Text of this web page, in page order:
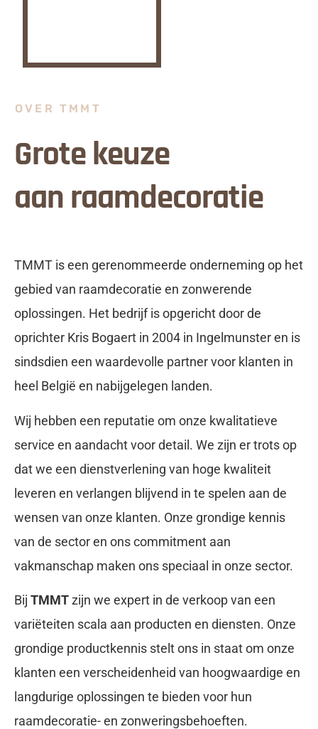
OVER TMMT
Grote keuze
aan raamdecoratie
TMMT is een gerenommeerde onderneming op het
gebied van raamdecoratie en zonwerende
oplossingen. Het bedrijf is opgericht door de
oprichter Kris Bogaert in 2004 in Ingelmunster en is
sindsdien een waardevolle partner voor klanten in
heel België en nabijgelegen landen.
Wij hebben een reputatie om onze kwalitatieve
service en aandacht voor detail. We zijn er trots op
dat we een dienstverlening van hoge kwaliteit
leveren en verlangen blijvend in te spelen aan de
wensen van onze klanten. Onze grondige kennis
van de sector en ons commitment aan
vakmanschap maken ons speciaal in onze sector.
Bij TMMTzijn we expert in de verkoop van een
variëteiten scala aan producten en diensten. Onze
grondige productkennis stelt ons in staat om onze
klanten een verscheidenheid van hoogwaardige en
langdurige oplossingen te bieden voor hun
raamdecoratie- en zonweringsbehoeften.